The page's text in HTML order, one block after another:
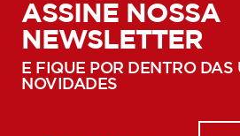
ASSINE NOSSA
NEWSLETTER
E FIQUE POR DENTRO DAS
NOVIDADES